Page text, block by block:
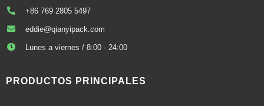
+86 769 2805 5497
eddie@qianyipack.com
Lunes a viernes / 8:00 - 24:00
PRODUCTOS PRINCIPALES